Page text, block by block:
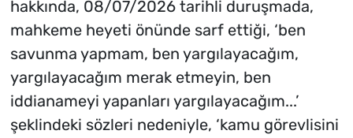
hakkında, 08/07/2026 tarihli duruşmada,
mahkeme heyeti önünde sarf ettiği, ‘ben
savunma yapmam, ben yargılayacağım,
yargılayacağım merak etmeyin, ben
iddianameyi yapanları yargılayacağım...’
şeklindeki sözleri nedeniyle, ‘kamu görevlisini